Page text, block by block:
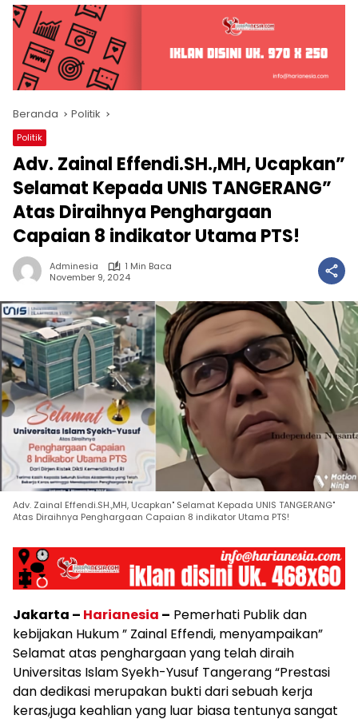
Beranda Politik
Politik
Adv. Zainal Effendi.SH.,MH, Ucapkan”
Selamat Kepada UNIS TANGERANG”
Atas Diraihnya Penghargaan
Capaian 8 indikator Utama PTS!
Adminesia
1 Min Baca
November 9, 2024
Adv. Zainal Effendi.SH.,MH, Ucapkan" Selamat Kepada UNIS TANGERANG"
Atas Diraihnya Penghargaan Capaian 8 indikator Utama PTS!
Jakarta – Harianesia – Pemerhati Publik dan
kebijakan Hukum ” Zainal Effendi, menyampaikan”
Selamat atas penghargaan yang telah diraih
Universitas Islam Syekh-Yusuf Tangerang “Prestasi
dan dedikasi merupakan bukti dari sebuah kerja
keras,juga keahlian yang luar biasa tentunya sangat